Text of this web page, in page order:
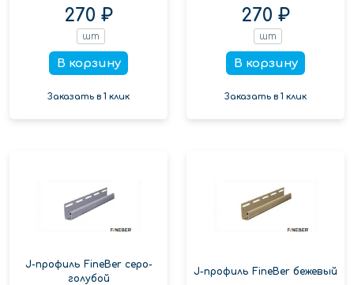
270 ₽
шт
В корзину
Заказать в 1 клик
270 ₽
шт
В корзину
Заказать в 1 клик
J-профиль FineBer серо-
голубой
J-профиль FineBer бежевый